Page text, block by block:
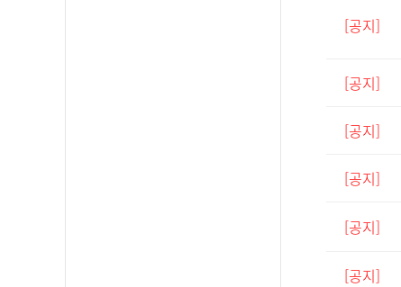
[공지]
[공지]
[공지]
[공지]
[공지]
[공지]